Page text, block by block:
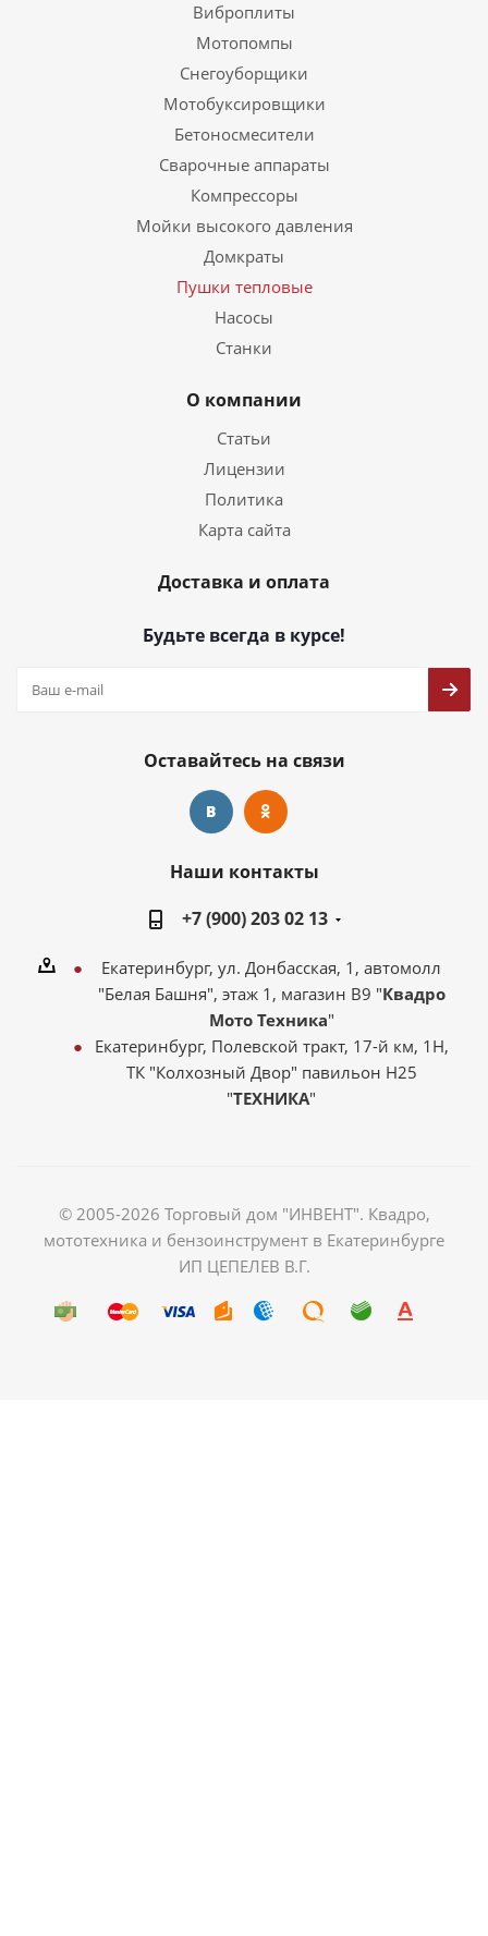
Виброплиты
Мотопомпы
Снегоуборщики
Мотобуксировщики
Бетоносмесители
Сварочные аппараты
Компрессоры
Мойки высокого давления
Домкраты
Пушки тепловые
Насосы
Станки
О компании
Статьи
Лицензии
Политика
Карта сайта
Доставка и оплата
Будьте всегда в курсе!
Оставайтесь на связи
Наши контакты
+7 (900) 203 02 13
Екатеринбург, ул. Донбасская, 1, автомолл
"Белая Башня", этаж 1, магазин В9 "Квадро
Мото Техника"
Екатеринбург, Полевской тракт, 17-й км, 1Н,
ТК "Колхозный Двор" павильон Н25
"ТЕХНИКА"
© 2005-2026 Торговый дом "ИНВЕНТ". Квадро,
мототехника и бензоинструмент в Екатеринбурге
ИП ЦЕПЕЛЕВ В.Г.